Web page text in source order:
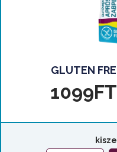
GLUTEN
1099FT